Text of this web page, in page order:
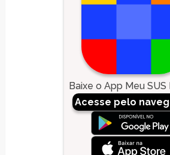
Baixe o App Meu SUS
Acesse pelo